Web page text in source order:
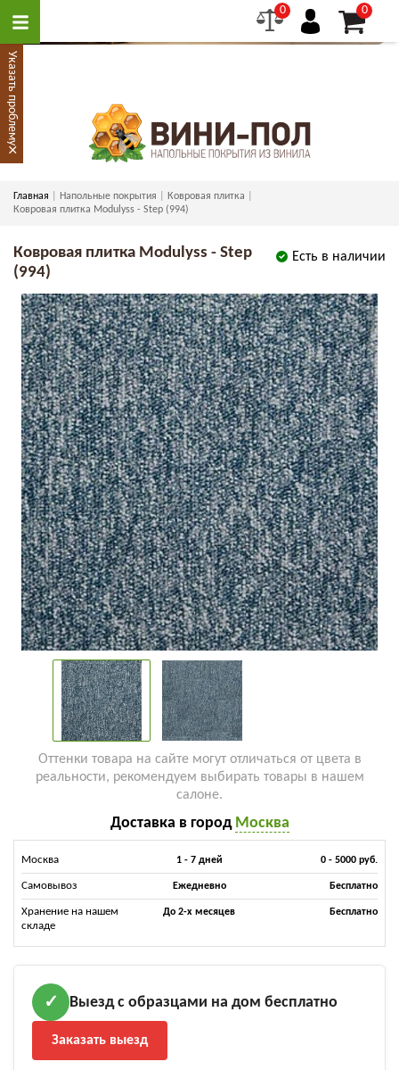
0 0
Главная Напольные покрытия
Ковровая плитка
Ковровая плитка Modulyss - Step (994)
Есть в наличии
Ковровая плитка Modulyss - Step
(994)
Оттенки товара на сайте могут отличаться от цвета в
реальности, рекомендуем выбирать товары в нашем
салоне.
Доставка в город Москва
Москва 1 - 7 дней 0 - 5000 руб.
Самовывоз Ежедневно Бесплатно
Хранение на нашем
складе
До 2-х месяцев Бесплатно
✓ Выезд с образцами на дом бесплатно
Заказать выезд
Указать проблему
×